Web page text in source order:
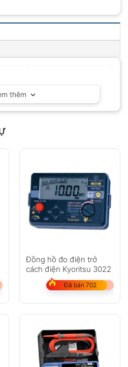
thêm
Đồng hồ đo điện trở
cách điện Kyoritsu 3022
Đã bán 702